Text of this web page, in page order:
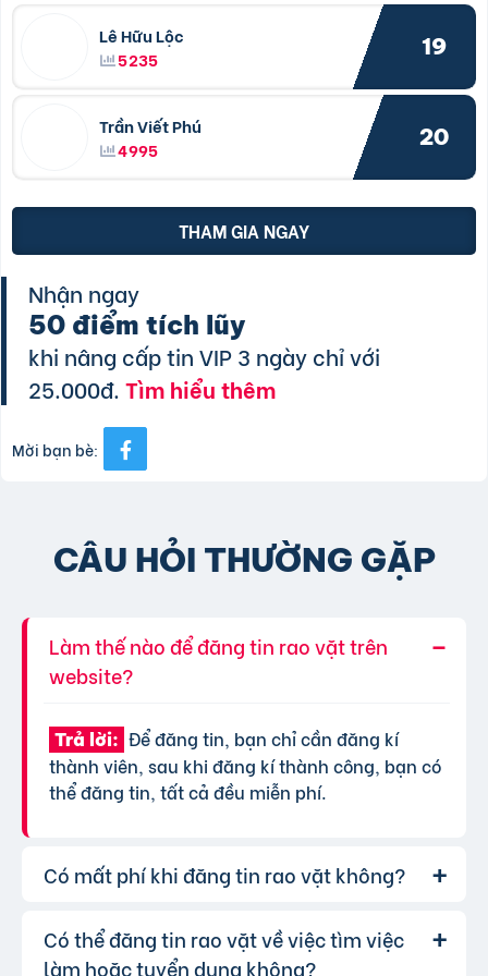
Lê Hữu Lộc
5235
19
Trần Viết Phú
4995
20
THAM GIA NGAY
Nhận ngay
50 điểm tích lũy
khi nâng cấp tin VIP 3 ngày chỉ với
25.000đ.Tìm hiểu thêm
Mời bạn bè:
CÂU HỎI THƯỜNG GẶP
Làm thế nào để đăng tin rao vặt trên
website?
Trả lời: Để đăng tin, bạn chỉ cần đăng kí
thành viên, sau khi đăng kí thành công, bạn có
thể đăng tin, tất cả đều miễn phí.
Có mất phí khi đăng tin rao vặt không?
Trả lời: Chúng tôi cung cấp gói đăng tin miễn
phí cơ bản cho tất cả người dùng. Tuy nhiên, để
Có thể đăng tin rao vặt về việc tìm việc
làm hoặc tuyển dụng không?